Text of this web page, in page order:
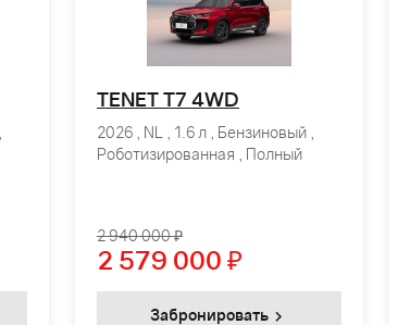
TENET T7 4WD
2026 , NL , 1.6 л , Бензиновый ,
Роботизированная , Полный
2 940 000 ₽
2 579 000 ₽
Забронировать